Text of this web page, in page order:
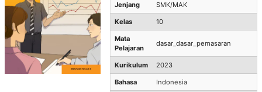
Jenjang SMK/MAK
Kelas 10
Mata
Pelajaran
dasar_dasar_pemasaran
Kurikulum 2023
Bahasa Indonesia